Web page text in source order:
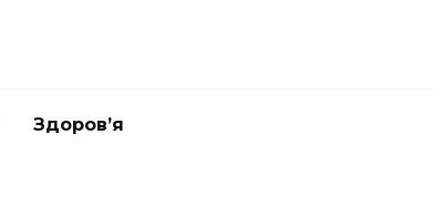
Здоров’я